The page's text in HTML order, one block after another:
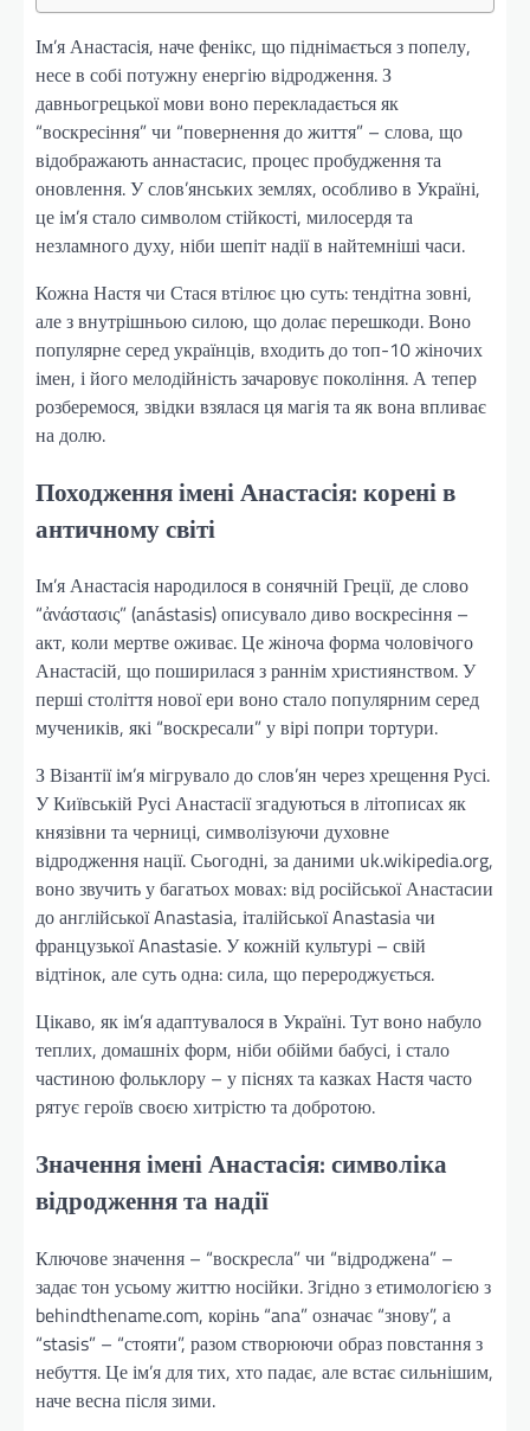
Ім’я Анастасія, наче фенікс, що піднімається з попелу,
несе в собі потужну енергію відродження. З
давньогрецької мови воно перекладається як
“воскресіння” чи “повернення до життя” – слова, що
відображають аннастасис, процес пробудження та
оновлення. У слов’янських землях, особливо в Україні,
це ім’я стало символом стійкості, милосердя та
незламного духу, ніби шепіт надії в найтемніші часи.
Кожна Настя чи Стася втілює цю суть: тендітна зовні,
але з внутрішньою силою, що долає перешкоди. Воно
популярне серед українців, входить до топ-10 жіночих
імен, і його мелодійність зачаровує покоління. А тепер
розберемося, звідки взялася ця магія та як вона впливає
на долю.
Походження імені Анастасія: корені в
античному світі
Ім’я Анастасія народилося в сонячній Греції, де слово
“ἀνάστασις” (anástasis) описувало диво воскресіння –
акт, коли мертве оживає. Це жіноча форма чоловічого
Анастасій, що поширилася з раннім християнством. У
перші століття нової ери воно стало популярним серед
мучеників, які “воскресали” у вірі попри тортури.
З Візантії ім’я мігрувало до слов’ян через хрещення Русі.
У Київській Русі Анастасії згадуються в літописах як
князівни та черниці, символізуючи духовне
відродження нації. Сьогодні, за даними uk.wikipedia.org,
воно звучить у багатьох мовах: від російської Анастасии
до англійської Anastasia, італійської Anastasiа чи
французької Anastasie. У кожній культурі – свій
відтінок, але суть одна: сила, що перероджується.
Цікаво, як ім’я адаптувалося в Україні. Тут воно набуло
теплих, домашніх форм, ніби обійми бабусі, і стало
частиною фольклору – у піснях та казках Настя часто
рятує героїв своєю хитрістю та добротою.
Значення імені Анастасія: символіка
відродження та надії
Ключове значення – “воскресла” чи “відроджена” –
задає тон усьому життю носійки. Згідно з етимологією з
behindthename.com, корінь “ana” означає “знову”, а
“stasis” – “стояти”, разом створюючи образ повстання з
небуття. Це ім’я для тих, хто падає, але встає сильнішим,
наче весна після зими.